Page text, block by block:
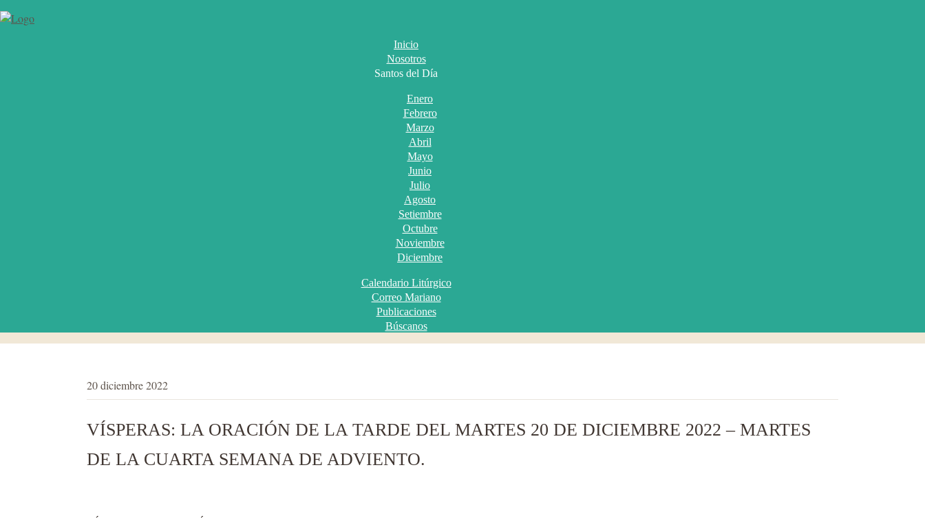
Inicio
Nosotros
Santos del Día
Enero
Febrero
Marzo
Abril
Mayo
Junio
Julio
Agosto
Setiembre
Octubre
Noviembre
Diciembre
Calendario Litúrgico
Correo Mariano
Publicaciones
Búscanos
20 diciembre 2022
VÍSPERAS: LA ORACIÓN DE LA TARDE DEL MARTES 20 DE DICIEMBRE 2022 – MARTES
DE LA CUARTA SEMANA DE ADVIENTO.